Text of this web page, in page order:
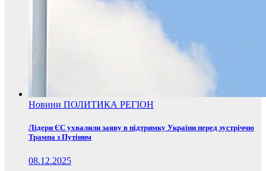
Новини ПОЛИТИКА РЕГІОН
Лідери ЄС ухвалили заяву в підтримку України перед зустріччю
Трампа з Путіним
08.12.2025